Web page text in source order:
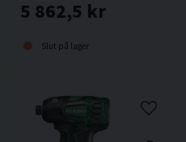
5 862,5 kr
Slut på lager